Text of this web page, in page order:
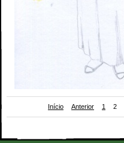
Início Anterior 1 2